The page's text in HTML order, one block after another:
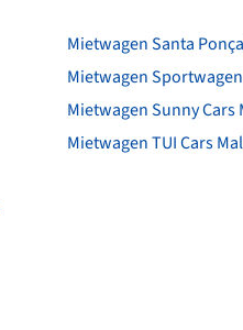
Mietwagen Santa
Mietwagen
Mietwagen Sunny Cars
Mietwagen TUI Cars